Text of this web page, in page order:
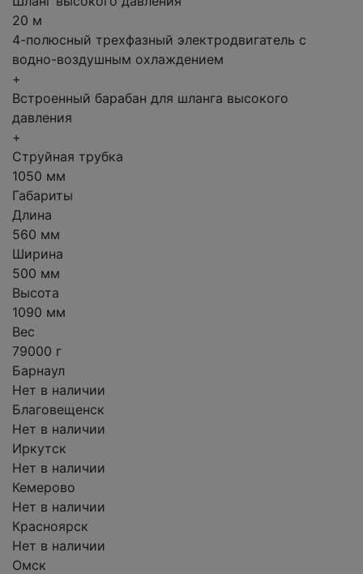
20 м
4-полюсный трехфазный электродвигатель с
водно-воздушным охлаждением
+
Встроенный барабан для шланга высокого
давления
+
Струйная трубка
1050 мм
Габариты
Длина
560 мм
Ширина
500 мм
Высота
1090 мм
Вес
79000 г
Барнаул
Нет в наличии
Благовещенск
Нет в наличии
Иркутск
Нет в наличии
Кемерово
Нет в наличии
Красноярск
Нет в наличии
Омск